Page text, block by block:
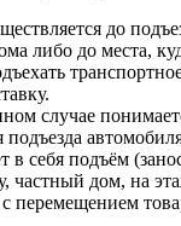
до
либо до места,
случае
в себя подъём
частный дом, на
перемещением